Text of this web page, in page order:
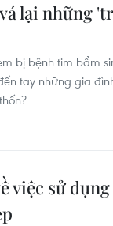
lại những
bị bệnh tim bẩm
tay những gia
việc sử